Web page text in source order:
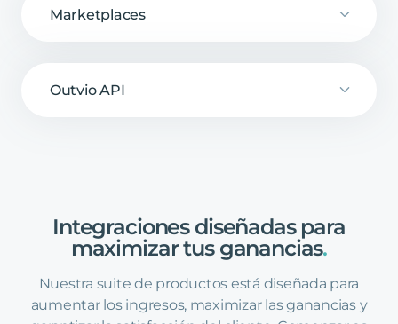
Marketplaces
Outvio API
Integraciones diseñadas para
maximizar tus ganancias.
Nuestra suite de productos está diseñada para
aumentar los ingresos, maximizar las ganancias y